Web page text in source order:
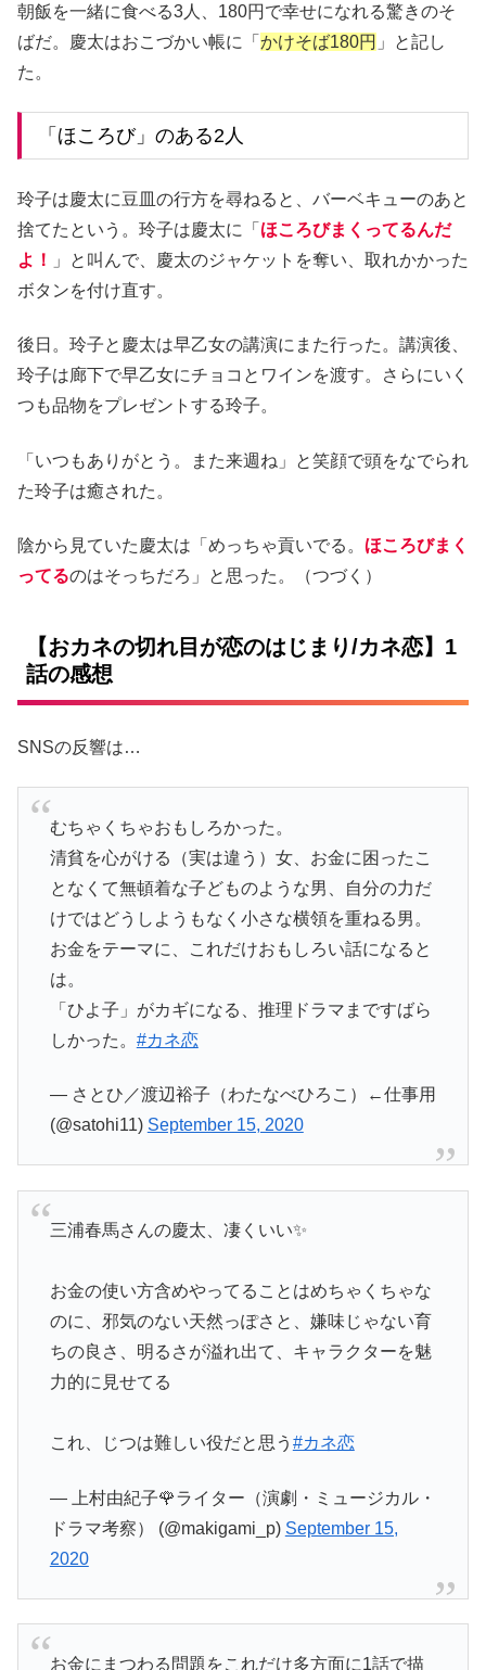
朝飯を一緒に食べる3人、180円で幸せになれる驚きのそ
ばだ。慶太はおこづかい帳に「 かけそば180円 」と記し
た。
「ほころび」のある2人
玲子は慶太に豆皿の行方を尋ねると、バーベキューのあと
捨てたという。玲子は慶太に「 ほころびまくってるんだ
よ！
」と叫んで、慶太のジャケットを奪い、取れかかった
ボタンを付け直す。
後日。玲子と慶太は早乙女の講演にまた行った。講演後、
玲子は廊下で早乙女にチョコとワインを渡す。さらにいく
つも品物をプレゼントする玲子。
「いつもありがとう。また来週ね」と笑顔で頭をなでられ
た玲子は癒された。
陰から見ていた慶太は「めっちゃ貢いでる。 ほころびまく
ってるのはそっちだろ」と思った。（つづく）
【おカネの切れ目が恋のはじまり/カネ恋】1
話の感想
SNSの反響は…
むちゃくちゃおもしろかった。
清貧を心がける（実は違う）女、お金に困ったこ
となくて無頓着な子どものような男、自分の力だ
けではどうしようもなく小さな横領を重ねる男。
お金をテーマに、これだけおもしろい話になると
は。
「ひよ子」がカギになる、推理ドラマまですばら
しかった。 #カネ恋
— さとひ／渡辺裕子（わたなべひろこ）←仕事用
(@satohi11) September 15, 2020
三浦春馬さんの慶太、凄くいい✨
お金の使い方含めやってることはめちゃくちゃな
のに、邪気のない天然っぽさと、嫌味じゃない育
ちの良さ、明るさが溢れ出て、キャラクターを魅
力的に見せてる
これ、じつは難しい役だと思う #カネ恋
— 上村由紀子🌹ライター（演劇・ミュージカル・
ドラマ考察） (@makigami_p) September 15,
2020
お金にまつわる問題をこれだけ多方面に1話で描